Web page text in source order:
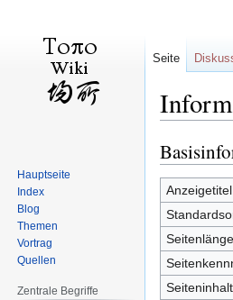
Zur
Navigation
springen
Zur
Suche
springen
Anzeigetitel
Seite
Hauptseite
Index
Blog
Themen
Vortrag
Quellen
Zentrale Begriffe